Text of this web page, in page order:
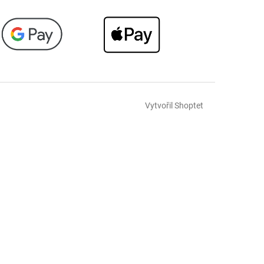
Vytvořil Shoptet